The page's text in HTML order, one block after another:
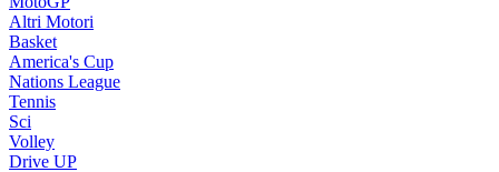
Altri Motori
Basket
America's Cup
Nations League
Tennis
Sci
Volley
Drive UP